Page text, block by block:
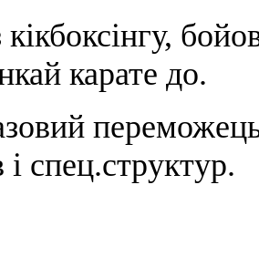
кікбоксінгу,
карате до.
і спец.структур.